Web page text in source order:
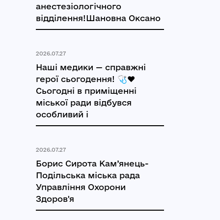
анестезіологічного
відділення!Шановна Оксано
2026.07.27
Наші медики — справжні
герої сьогодення! 🩺❤️
Сьогодні в приміщенні
міської ради відбувся
особливий і
2026.07.27
Борис Сирота Кам’янець-
Подільська міська рада
Управління Охорони
Здоров'я